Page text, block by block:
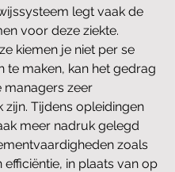
legt vaak de
voor deze ziekte.
kiemen je niet per se
te maken, kan het gedrag
managers zeer
zijn. Tijdens opleidingen
meer nadruk gelegd
zoals
efficiëntie, in plaats van op